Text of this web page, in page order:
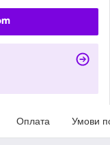
Оплата Умови